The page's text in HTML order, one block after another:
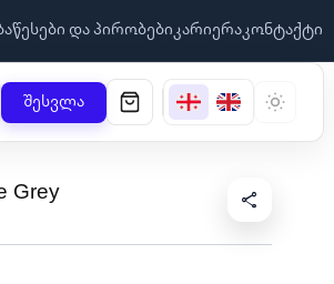
წესები და პირობები კარიერა კონტაქტი
შესვლა